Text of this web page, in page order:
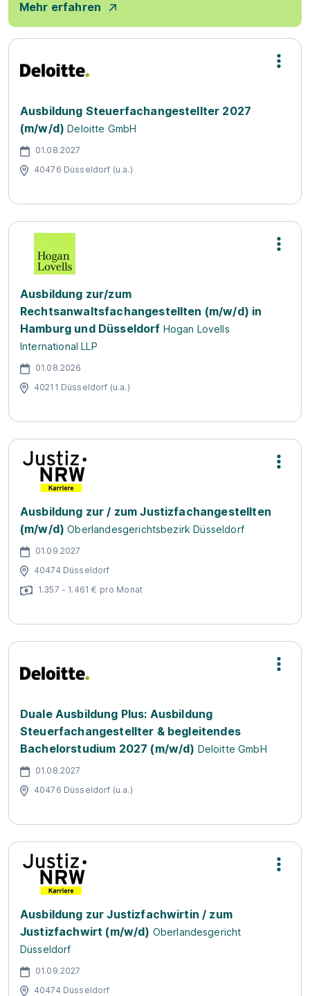
Mehr erfahren
Ausbildung Steuerfachangestellter 2027
(m/w/d) Deloitte GmbH
01.08.2027
40476 Düsseldorf (u.a.)
Ausbildung zur/zum
Rechtsanwaltsfachangestellten (m/w/d) in
Hamburg und Düsseldorf Hogan Lovells
International LLP
01.08.2026
40211 Düsseldorf (u.a.)
Ausbildung zur / zum Justizfachangestellten
(m/w/d) Oberlandesgerichtsbezirk Düsseldorf
01.09.2027
40474 Düsseldorf
1.357 - 1.461 € pro Monat
Duale Ausbildung Plus: Ausbildung
Steuerfachangestellter & begleitendes
Bachelorstudium 2027 (m/w/d) Deloitte GmbH
01.08.2027
40476 Düsseldorf (u.a.)
Ausbildung zur Justizfachwirtin / zum
Justizfachwirt (m/w/d) Oberlandesgericht
Düsseldorf
01.09.2027
40474 Düsseldorf